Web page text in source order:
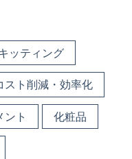
ッティング
スト削減・効率化
ント 化粧品